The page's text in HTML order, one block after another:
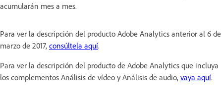
acumularán mes a mes.
Para ver la descripción del producto Adobe Analytics anterior al 6 de
marzo de 2017, consúltela aquí.
Para ver la descripción del producto de Adobe Analytics que incluya
los complementos Análisis de vídeo y Análisis de audio, vaya aquí.